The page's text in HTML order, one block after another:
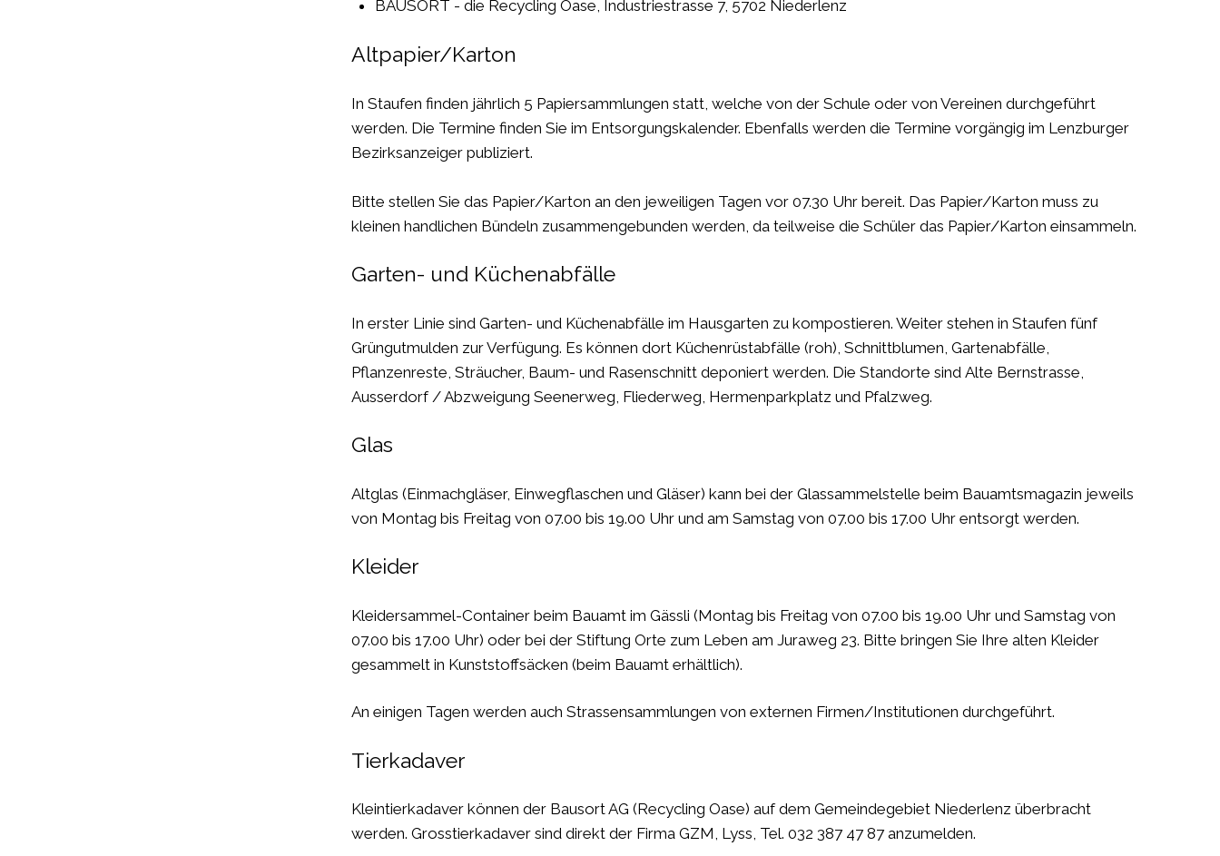
BAUSORT - die Recycling Oase, Industriestrasse 7, 5702 Niederlenz
Altpapier/Karton
In Staufen finden jährlich 5 Papiersammlungen statt, welche von der Schule oder von Vereinen durchgeführt
werden. Die Termine finden Sie im Entsorgungskalender. Ebenfalls werden die Termine vorgängig im Lenzburger
Bezirksanzeiger publiziert.
Bitte stellen Sie das Papier/Karton an den jeweiligen Tagen vor 07.30 Uhr bereit. Das Papier/Karton muss zu
kleinen handlichen Bündeln zusammengebunden werden, da teilweise die Schüler das Papier/Karton einsammeln.
Garten- und Küchenabfälle
In erster Linie sind Garten- und Küchenabfälle im Hausgarten zu kompostieren. Weiter stehen in Staufen fünf
Grüngutmulden zur Verfügung. Es können dort Küchenrüstabfälle (roh), Schnittblumen, Gartenabfälle,
Pflanzenreste, Sträucher, Baum- und Rasenschnitt deponiert werden. Die Standorte sind Alte Bernstrasse,
Ausserdorf / Abzweigung Seenerweg, Fliederweg, Hermenparkplatz und Pfalzweg.
Glas
Altglas (Einmachgläser, Einwegflaschen und Gläser) kann bei der Glassammelstelle beim Bauamtsmagazin jeweils
von Montag bis Freitag von 07.00 bis 19.00 Uhr und am Samstag von 07.00 bis 17.00 Uhr entsorgt werden.
Kleider
Kleidersammel-Container beim Bauamt im Gässli (Montag bis Freitag von 07.00 bis 19.00 Uhr und Samstag von
07.00 bis 17.00 Uhr) oder bei der Stiftung Orte zum Leben am Juraweg 23. Bitte bringen Sie Ihre alten Kleider
gesammelt in Kunststoffsäcken (beim Bauamt erhältlich).
An einigen Tagen werden auch Strassensammlungen von externen Firmen/Institutionen durchgeführt.
Tierkadaver
Kleintierkadaver können der Bausort AG (Recycling Oase) auf dem Gemeindegebiet Niederlenz überbracht
werden. Grosstierkadaver sind direkt der Firma GZM, Lyss, Tel. 032 387 47 87 anzumelden.